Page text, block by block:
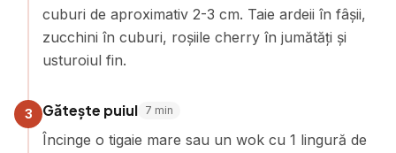
cuburi de aproximativ 2-3 cm. Taie ardeii în fâșii,
zucchini în cuburi, roșiile cherry în jumătăți și
usturoiul fin.
3 Gătește puiul 7 min
Încinge o tigaie mare sau un wok cu 1 lingură de